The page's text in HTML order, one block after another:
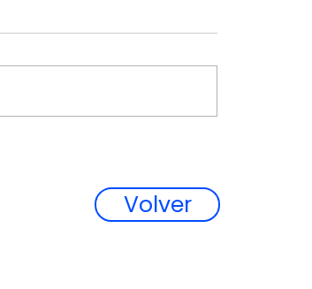
Herramientas y
Celulares.
Volver